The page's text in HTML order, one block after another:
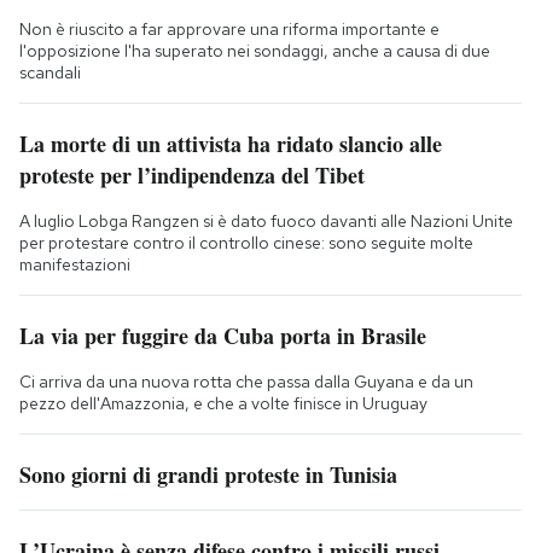
Non è riuscito a far approvare una riforma importante e
l'opposizione l'ha superato nei sondaggi, anche a causa di due
scandali
La morte di un attivista ha ridato slancio alle
proteste per l’indipendenza del Tibet
A luglio Lobga Rangzen si è dato fuoco davanti alle Nazioni Unite
per protestare contro il controllo cinese: sono seguite molte
manifestazioni
La via per fuggire da Cuba porta in Brasile
Ci arriva da una nuova rotta che passa dalla Guyana e da un
pezzo dell'Amazzonia, e che a volte finisce in Uruguay
Sono giorni di grandi proteste in Tunisia